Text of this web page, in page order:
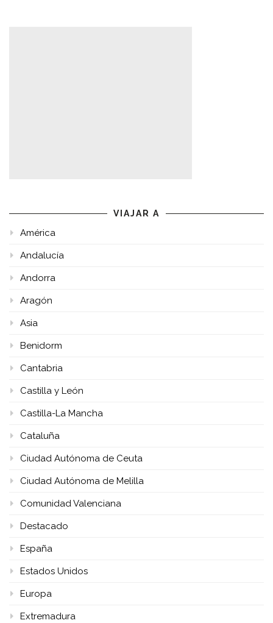
VIAJAR A
América
Andalucía
Andorra
Aragón
Asia
Benidorm
Cantabria
Castilla y León
Castilla-La Mancha
Cataluña
Ciudad Autónoma de Ceuta
Ciudad Autónoma de Melilla
Comunidad Valenciana
Destacado
España
Estados Unidos
Europa
Extremadura